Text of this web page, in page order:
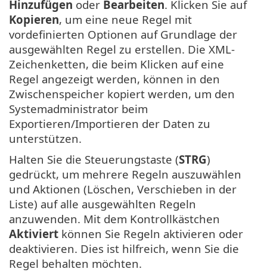
Hinzufügen oder Bearbeiten. Klicken Sie auf
Kopieren, um eine neue Regel mit
vordefinierten Optionen auf Grundlage der
ausgewählten Regel zu erstellen. Die XML-
Zeichenketten, die beim Klicken auf eine
Regel angezeigt werden, können in den
Zwischenspeicher kopiert werden, um den
Systemadministrator beim
Exportieren/Importieren der Daten zu
unterstützen.
Halten Sie die Steuerungstaste (STRG)
gedrückt, um mehrere Regeln auszuwählen
und Aktionen (Löschen, Verschieben in der
Liste) auf alle ausgewählten Regeln
anzuwenden. Mit dem Kontrollkästchen
Aktiviert können Sie Regeln aktivieren oder
deaktivieren. Dies ist hilfreich, wenn Sie die
Regel behalten möchten.